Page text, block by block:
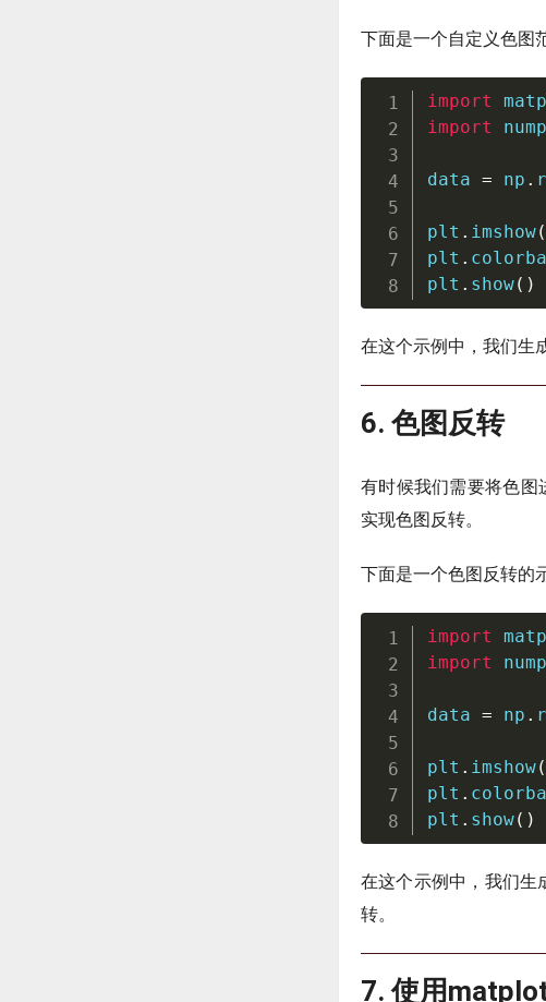
下面是一个自定义色图
import
import
data = np .
plt . imshow(
plt .
plt . show( )
在这个示例中，我们生
6. 色图反转
有时候我们需要将色图
实现色图反转。
下面是一个色图反转的
import
import
data = np .
plt . imshow(
plt .
plt . show( )
在这个示例中，我们生
转。
7. 使用